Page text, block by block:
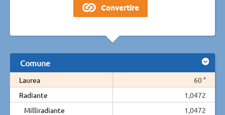
Comune
Laurea
60 °
Radiante
1,0472
Milliradiante
1,0472